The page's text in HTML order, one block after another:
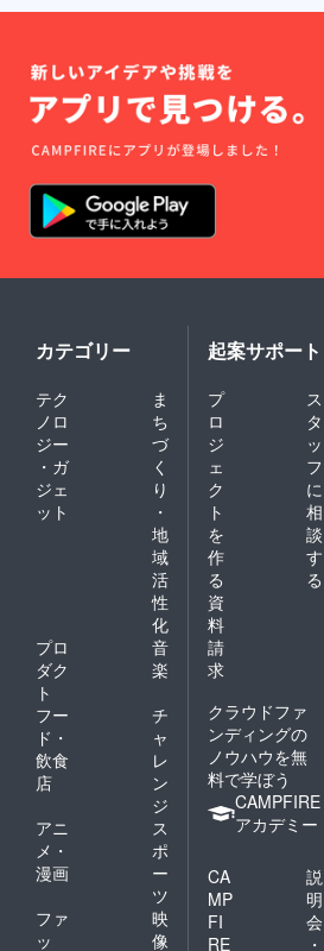
カテゴリー
テク
ノロ
ジー
・ガ
ジェ
ット
ま
ち
づ
く
り
・
地
域
活
性
化
プロ
ダク
ト
音
楽
フー
ド・
飲食
店
チ
ャ
レ
ン
ジ
アニ
メ・
漫画
ス
ポ
ー
ツ
ファ
ッ
映
像
起案サポート
プ
ロ
ジ
ェ
ク
ト
を
作
る
ス
タ
ッ
フ
に
相
談
す
る
資
料
請
求
クラウドファ
ンディングの
ノウハウを無
料で学ぼう
CAMPFIRE
アカデミー
CA
MP
FI
RE
説
明
会
・